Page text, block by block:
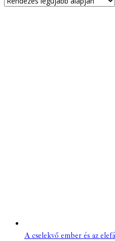
A cselekvő ember és az